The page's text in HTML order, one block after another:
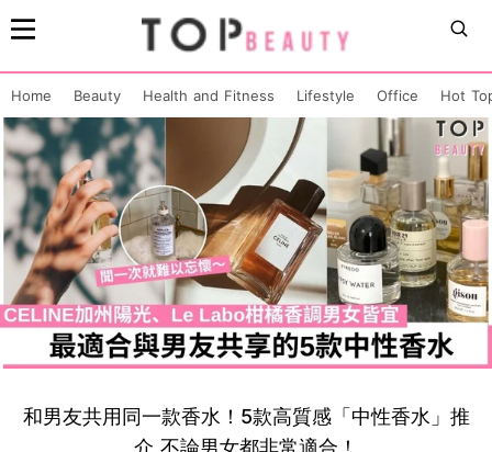
Home Beauty Health and Fitness Lifestyle Office Hot
和男友共用同一款香水！5款高質感「中性香水」推
介 不論男女都非常適合！